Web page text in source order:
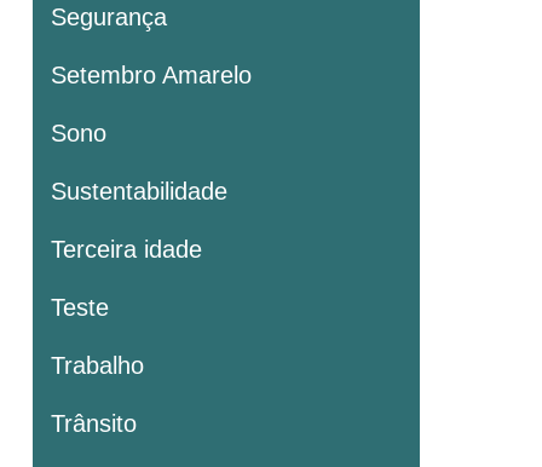
Segurança
Setembro Amarelo
Sono
Sustentabilidade
Terceira idade
Teste
Trabalho
Trânsito